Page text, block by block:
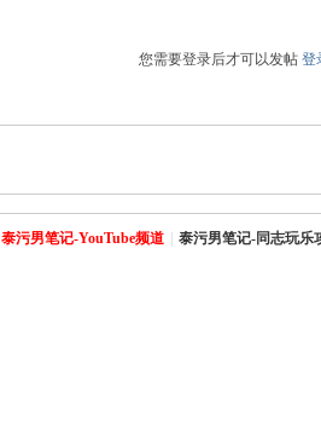
您需要登录后才可以发帖登
泰污男笔记-YouTube频道 泰污男笔记-同志玩乐